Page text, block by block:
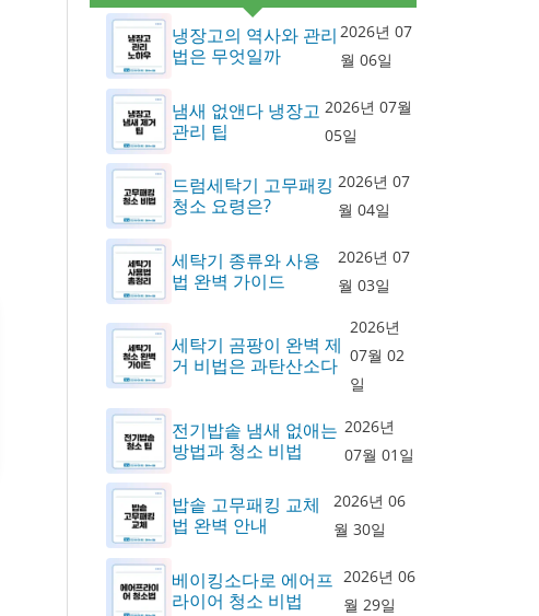
냉장고의 역사와 관리
법은 무엇일까
2026년 07
월 06일
냄새 없앤다 냉장고
관리 팁
2026년 07월
05일
드럼세탁기 고무패킹
청소 요령은?
2026년 07
월 04일
세탁기 종류와 사용
법 완벽 가이드
2026년 07
월 03일
세탁기 곰팡이 완벽 제
거 비법은 과탄산소다
2026년
07월 02
일
전기밥솥 냄새 없애는
방법과 청소 비법
2026년
07월 01일
밥솥 고무패킹 교체
법 완벽 안내
2026년 06
월 30일
베이킹소다로 에어프
라이어 청소 비법
2026년 06
월 29일